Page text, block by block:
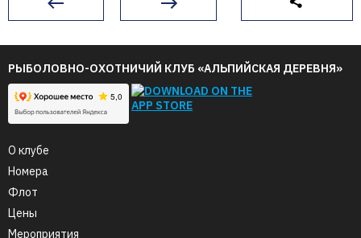
РЫБОЛОВНО-ОХОТНИЧИЙ КЛУБ «АЛЬПИЙСКАЯ ДЕРЕВНЯ»
О клубе
Номера
Флот
Цены
Мероприятия